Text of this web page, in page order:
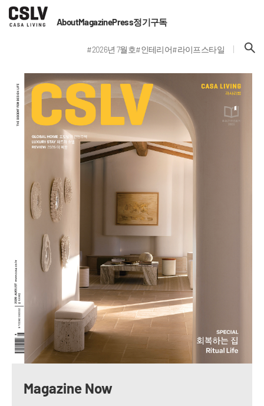
AboutMagazinePress정기구독
#2026년 7월호#인테리어#라이프스타일
Magazine Now